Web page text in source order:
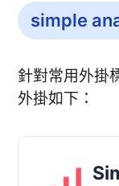
simple
針對常用外掛
外掛如下：